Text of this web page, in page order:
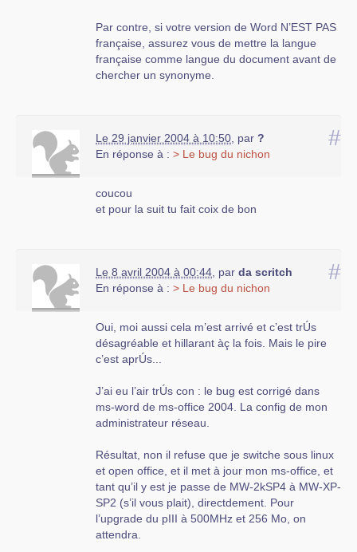
Par contre, si votre version de Word N’EST PAS
française, assurez vous de mettre la langue
française comme langue du document avant de
chercher un synonyme.
#
Le 29 janvier 2004 à 10:50 par ?
En réponse à : > Le bug du nichon
coucou
et pour la suit tu fait coix de bon
#
Le 8 avril 2004 à 00:44 par da scritch
En réponse à : > Le bug du nichon
Oui, moi aussi cela m’est arrivé et c’est trÚs
désagréable et hillarant àç la fois. Mais le pire
c’est aprÚs...
J’ai eu l’air trÚs con : le bug est corrigé dans
ms-word de ms-office 2004. La config de mon
administrateur réseau.
Résultat, non il refuse que je switche sous linux
et open office, et il met à jour mon ms-office, et
tant qu’il y est je passe de MW-2kSP4 à MW-XP-
SP2 (s’il vous plait), directdement. Pour
l’upgrade du pIII à 500MHz et 256 Mo, on
attendra.